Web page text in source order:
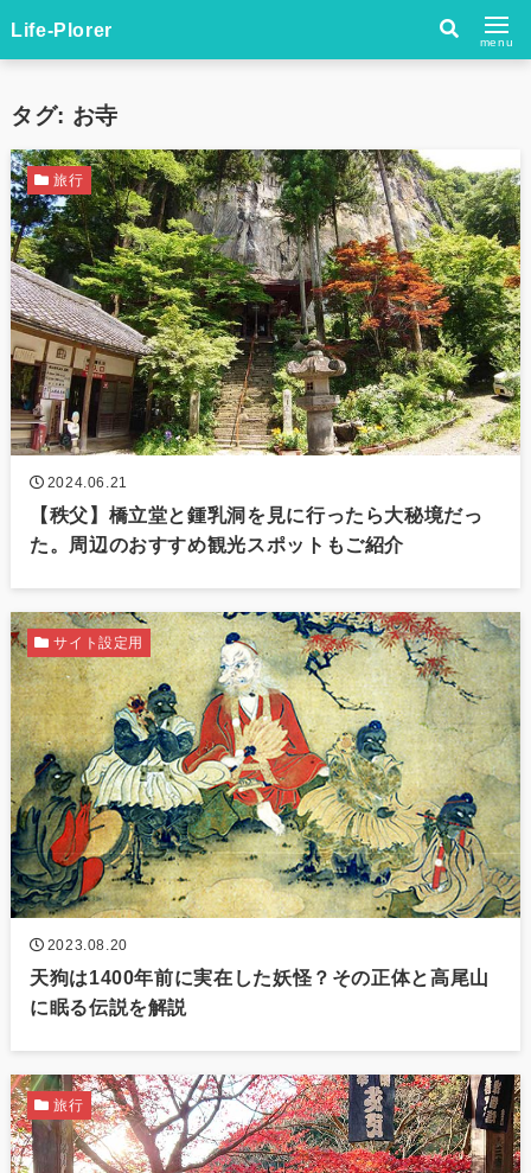
Life-Plorer
menu
タグ: お寺
2024.06.21
【秩父】橋立堂と鍾乳洞を見に行ったら大秘境だっ
た。周辺のおすすめ観光スポットもご紹介
旅行
2023.08.20
天狗は1400年前に実在した妖怪？その正体と高尾山
に眠る伝説を解説
サイト設定用
旅行